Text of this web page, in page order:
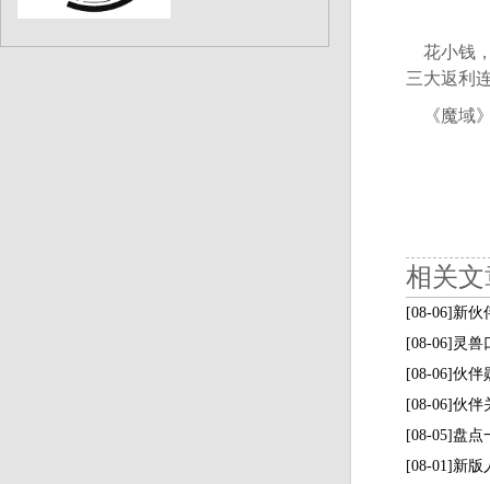
花小钱，
三大返利
《魔域
相关文
[08-06]新伙
[08-06]灵兽
[08-06]伙伴
[08-06]伙伴
[08-05]盘点
[08-01]新版